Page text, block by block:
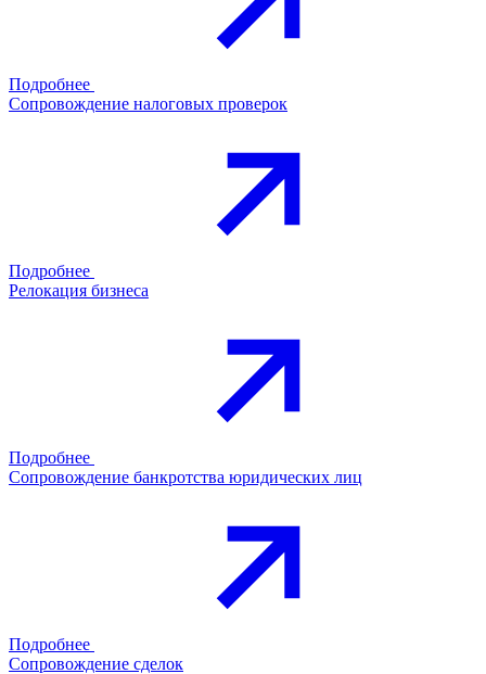
Подробнее
Сопровождение налоговых проверок
Подробнее
Релокация бизнеса
Подробнее
Сопровождение банкротства юридических лиц
Подробнее
Сопровождение сделок